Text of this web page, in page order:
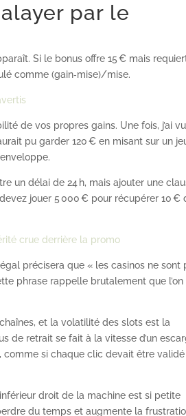
par le
Si le bonus offre 15 € mais
comme (gain‑mise)/mise.
de vos propres gains. Une fois, j’ai
pu garder 120 € en misant sur un
un délai de 24 h, mais ajouter une
jouer 5 000 € pour récupérer 10 €
crue derrière la promo
précisera que « les casinos ne sont
phrase rappelle brutalement que l’on
et la volatilité des slots est la
de retrait se fait à la vitesse d’un
comme si chaque clic devait être
inférieur droit de la machine est si petite
du temps et augmente la